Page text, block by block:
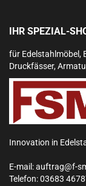
IHR SPEZIAL-
für Edelstahlmöbel,
Druckfässer,
Innovation in
E-mail:auftrag@f-
Telefon:03683